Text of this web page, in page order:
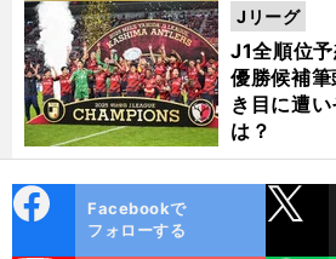
J1全順位
優勝候補
き目に遭
は？
Jリーグ
ok
Facebookで
フォローする